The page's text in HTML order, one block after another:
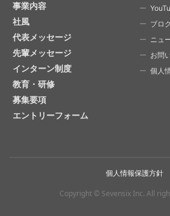
事業内容
社風
代表メッセージ
先輩メッセージ
インターン制度
教育・研修
募集要項
エントリーフォーム
ブロ
ニュ
お問
個人
個人情報保護方針
Copyright © Sevensix Inc. All